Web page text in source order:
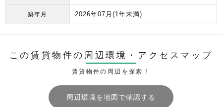
築年月 2026年07月 (1年未満)
この賃貸物件の周辺環境・ アクセスマップ
賃貸物件の周辺を探索！
周辺環境を地図で確認する